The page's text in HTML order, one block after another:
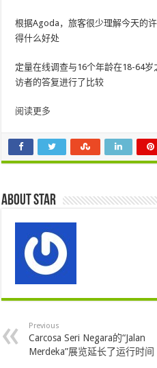
根据Agoda，旅客很少理解今天的
得什么好处
定量在线调查与16个年龄在18-64
访者的答复进行了比较
阅读更多
About star
Previous
Carcosa Seri Negara的“Jalan
Merdeka”展览延长了运行时间